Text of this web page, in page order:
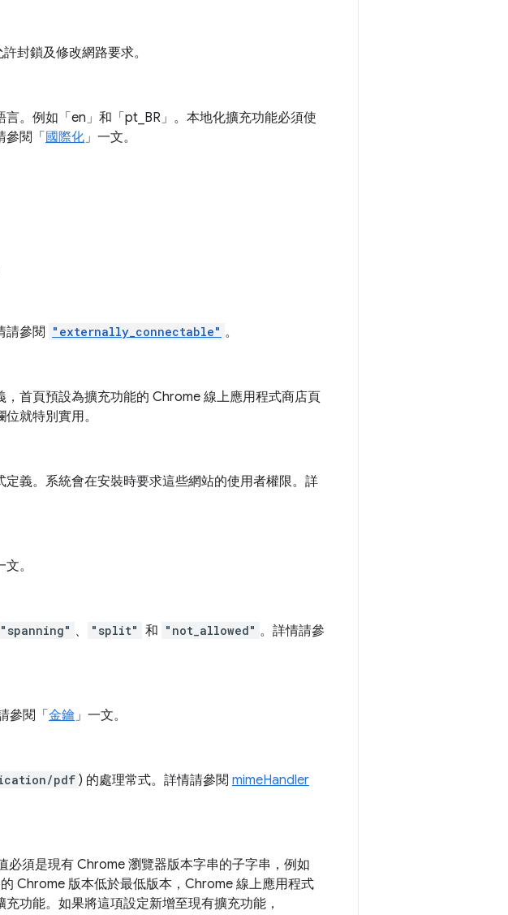
封鎖及修改網路要求。
。例如「en」和「pt_BR」。本地化擴充功能必須使
閱「 國際化」一文。
請參閱 "externally_connectable" 。
首頁預設為擴充功能的 Chrome 線上應用程式商店頁
位就特別實用。
義。系統會在安裝時要求這些網站的使用者權限。詳
文。
"spanning" 、 "split" 和 "not_allowed" 。詳情請參
參閱「 金鑰」一文。
pdf ) 的處理常式。詳情請參閱 mimeHandler
須是現有 Chrome 瀏覽器版本字串的子字串，例如
Chrome 版本低於最低版本，Chrome 線上應用程式
功能。如果將這項設定新增至現有擴充功能，